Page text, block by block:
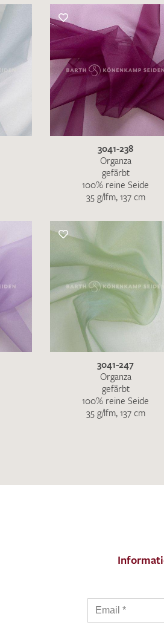
3041-238
Organza
gefärbt
100% reine Seide
35 g/lfm, 137 cm
3041-247
Organza
gefärbt
100% reine Seide
35 g/lfm, 137 cm